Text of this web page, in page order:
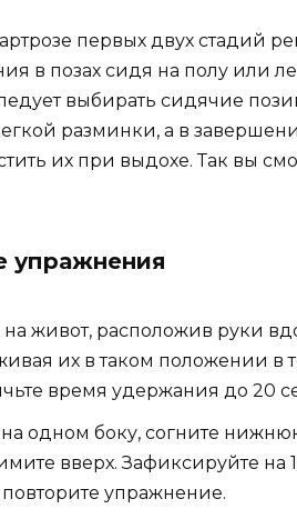
первых двух стадий
в позах сидя на полу или
выбирать сидячие
разминки, а в
их при выдохе. Так вы
упражнения
на живот, расположив руки
их в таком положении в
время удержания до 20
одном боку, согните
вверх. Зафиксируйте на
упражнение.